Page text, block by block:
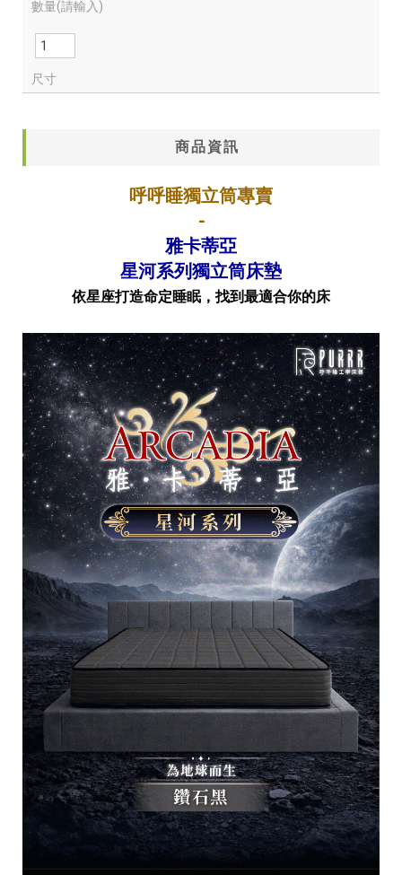
數量(請輸入)
尺寸
商品資訊
呼呼睡獨立筒專賣
-
雅卡蒂亞
星河系列獨立筒床墊
依星座打造命定睡眠，找到最適合你的床